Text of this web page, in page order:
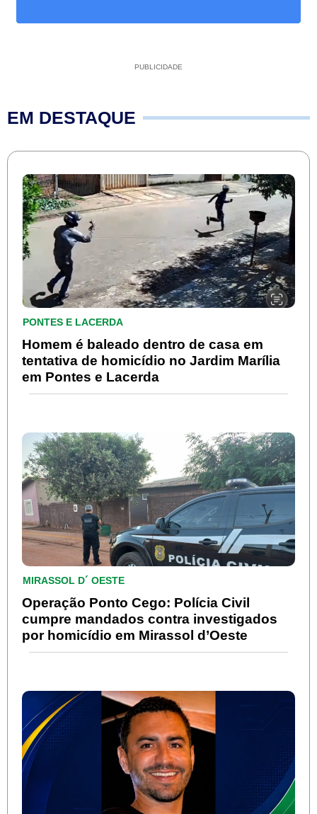
PUBLICIDADE
EM DESTAQUE
PONTES E LACERDA
Homem é baleado dentro de casa em
tentativa de homicídio no Jardim Marília
em Pontes e Lacerda
MIRASSOL D´ OESTE
Operação Ponto Cego: Polícia Civil
cumpre mandados contra investigados
por homicídio em Mirassol d’Oeste